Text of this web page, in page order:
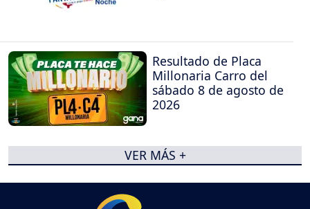
Resultado de Placa
Millonaria Carro del
sábado 8 de agosto de
2026
VER MÁS +